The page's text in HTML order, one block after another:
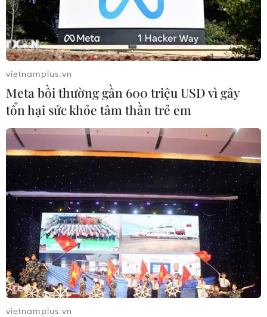
#Bộ trưởng quốc phòng
#David Johnston
#Gerry Brownlee
#Thường niên
#Diễn tập quân sự
#Thái Bình Dương
#Cứu trợ nhân đạo
Australia
Theo dõi VietnamPlus
TIN CÙNG CHUYÊN MỤC
Hãng hàng không Air Premia của
Hàn Quốc nối lại đường bay
Incheon-TP Hồ Chí Minh
vietnamplus.vn
Meta bồi thường gần 600 triệu USD vì gây
tổn hại sức khỏe tâm thần trẻ em
vietnamplus.vn